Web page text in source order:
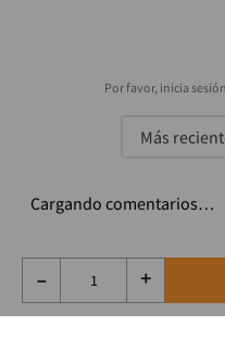
＋
－
Más
Cargando comentarios…
Suscríbete a nuestro